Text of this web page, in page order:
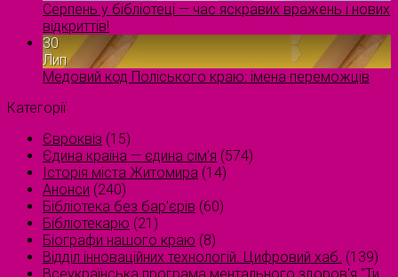
Серпень у бібліотеці — час яскравих вражень і нових
відкриттів!
30
Лип
Медовий код Поліського краю: імена переможців
Категорії
Євроквіз (15)
Єдина країна — єдина сім’я (574)
Історія міста Житомира (14)
Анонси (240)
Бібліотека без бар'єрів (60)
Бібліотекарю (21)
Біографи нашого краю (8)
Відділ інноваційних технологій. Цифровий хаб. (139)